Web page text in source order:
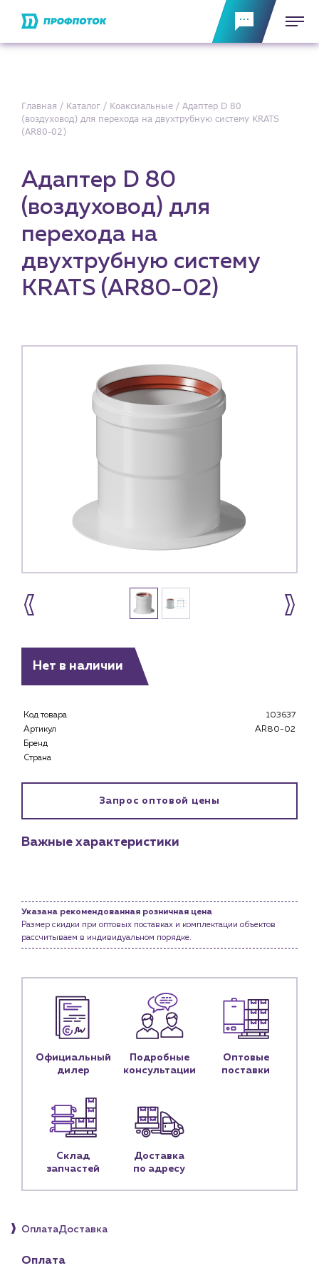
Клиентам
Услуги
Портфолио
Новости
Личный кабинет
Контакты
+7 (918) 070-19-79
Пн – пт: 9:00 – 18:00
sales@profpotok.ru
Главная Каталог Коаксиальные
Адаптер D 80
(воздуховод) для перехода на двухтрубную систему KRATS
(AR80-02)
Адаптер D 80
(воздуховод) для
перехода на
двухтрубную систему
KRATS (AR80-02)
Нет в наличии
Код товара
103637
Артикул
AR80-02
Бренд
Страна
Запрос оптовой цены
Важные характеристики
Указана рекомендованная розничная цена
Размер скидки при оптовых поставках и комплектации объектов
рассчитываем в индивидуальном порядке.
Официальный
дилер
Подробные
консультации
Оптовые
поставки
Склад
запчастей
Доставка
по адресу
ОплатаДоставка
Оплата